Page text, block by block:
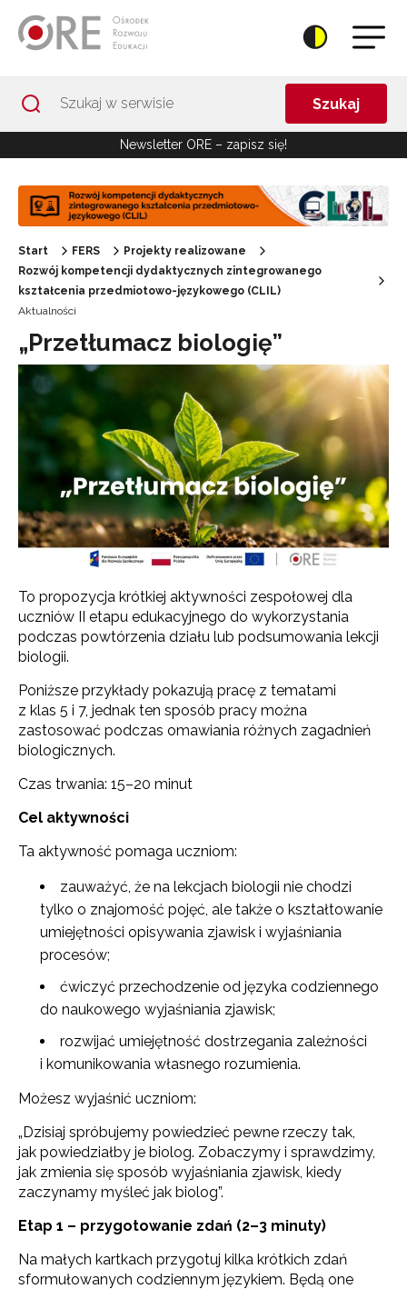
Szukaj
Newsletter ORE – zapisz się!
Start FERS
Projekty realizowane
Rozwój kompetencji dydaktycznych zintegrowanego
kształcenia przedmiotowo-językowego (CLIL)
Aktualności
„Przetłumacz biologię”
To propozycja krótkiej aktywności zespołowej dla
uczniów II etapu edukacyjnego do wykorzystania
podczas powtórzenia działu lub podsumowania lekcji
biologii.
Poniższe przykłady pokazują pracę z tematami
z klas 5 i 7, jednak ten sposób pracy można
zastosować podczas omawiania różnych zagadnień
biologicznych.
Czas trwania: 15–20 minut
Cel aktywności
Ta aktywność pomaga uczniom:
zauważyć, że na lekcjach biologii nie chodzi
tylko o znajomość pojęć, ale także o kształtowanie
umiejętności opisywania zjawisk i wyjaśniania
procesów;
ćwiczyć przechodzenie od języka codziennego
do naukowego wyjaśniania zjawisk;
rozwijać umiejętność dostrzegania zależności
i komunikowania własnego rozumienia.
Możesz wyjaśnić uczniom:
„Dzisiaj spróbujemy powiedzieć pewne rzeczy tak,
jak powiedziałby je biolog. Zobaczymy i sprawdzimy,
jak zmienia się sposób wyjaśniania zjawisk, kiedy
zaczynamy myśleć jak biolog”.
Etap 1 – przygotowanie zdań (2–3 minuty)
Na małych kartkach przygotuj kilka krótkich zdań
sformułowanych codziennym językiem. Będą one